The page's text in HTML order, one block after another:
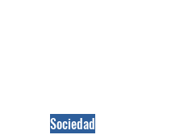
Sociedad